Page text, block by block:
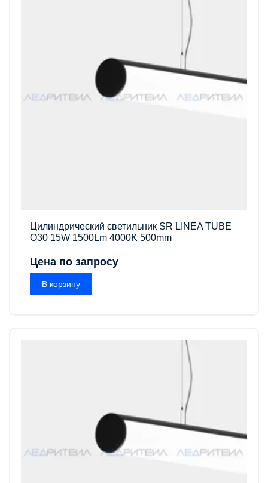
Цилиндрический светильник SR LINEA TUBE
O30 15W 1500Lm 4000K 500mm
Цена по запросу
В корзину